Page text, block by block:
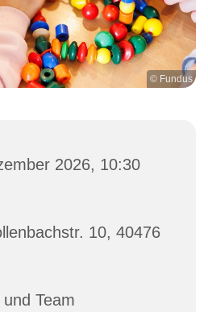
© Fundus
2026, 10:30
10, 40476
Team